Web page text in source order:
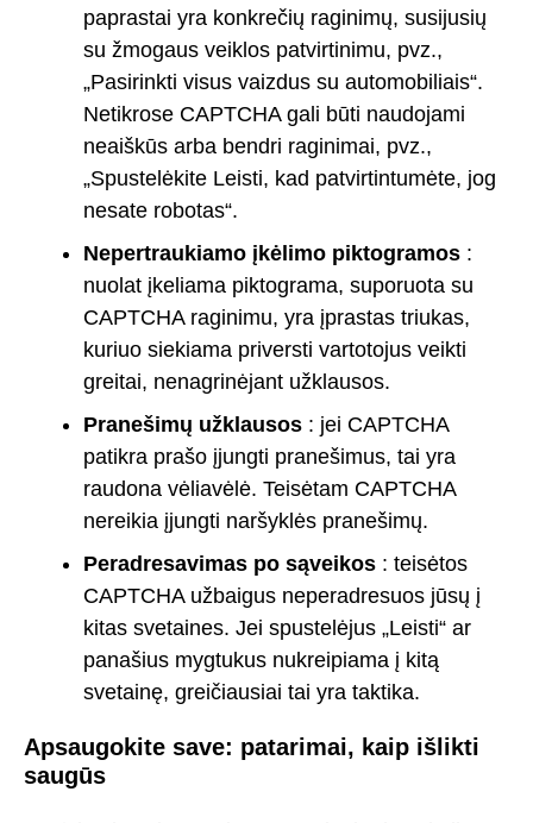
paprastai yra konkrečių raginimų, susijusių
su žmogaus veiklos patvirtinimu, pvz.,
„Pasirinkti visus vaizdus su automobiliais“.
Netikrose CAPTCHA gali būti naudojami
neaiškūs arba bendri raginimai, pvz.,
„Spustelėkite Leisti, kad patvirtintumėte, jog
nesate robotas“.
Nepertraukiamo įkėlimo piktogramos :
nuolat įkeliama piktograma, suporuota su
CAPTCHA raginimu, yra įprastas triukas,
kuriuo siekiama priversti vartotojus veikti
greitai, nenagrinėjant užklausos.
Pranešimų užklausos : jei CAPTCHA
patikra prašo įjungti pranešimus, tai yra
raudona vėliavėlė. Teisėtam CAPTCHA
nereikia įjungti naršyklės pranešimų.
Peradresavimas po sąveikos : teisėtos
CAPTCHA užbaigus neperadresuos jūsų į
kitas svetaines. Jei spustelėjus „Leisti“ ar
panašius mygtukus nukreipiama į kitą
svetainę, greičiausiai tai yra taktika.
Apsaugokite save: patarimai, kaip išlikti
saugūs